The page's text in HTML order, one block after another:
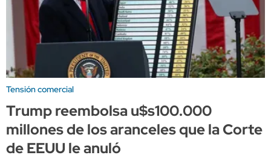
Tensión comercial
Trump reembolsa u$s100.000
millones de los aranceles que la Corte
de EEUU le anuló